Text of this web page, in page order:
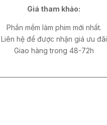
Giá tham khảo:
Phần mềm làm phim mới nhất.
Liên hệ để được nhận giá ưu đãi
Giao hàng trong 48-72h